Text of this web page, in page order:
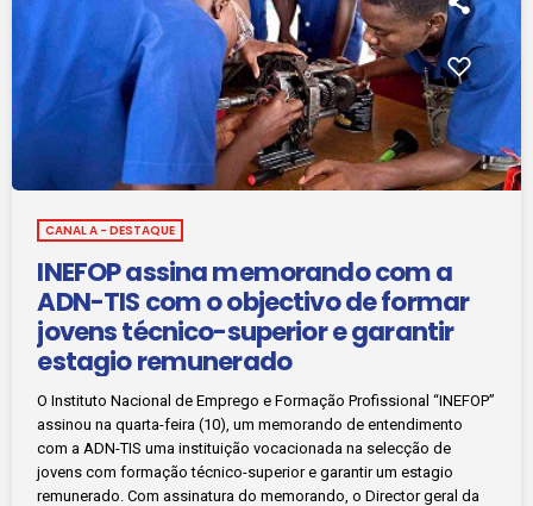
CANAL A - DESTAQUE
INEFOP assina memorando com a
ADN-TIS com o objectivo de formar
jovens técnico-superior e garantir
estagio remunerado
O Instituto Nacional de Emprego e Formação Profissional “INEFOP”
assinou na quarta-feira (10), um memorando de entendimento
com a ADN-TIS uma instituição vocacionada na selecção de
jovens com formação técnico-superior e garantir um estagio
remunerado. Com assinatura do memorando, o Director geral da